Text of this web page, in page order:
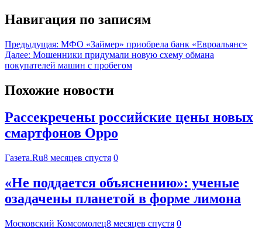
Навигация по записям
Предыдущая: МФО «Займер» приобрела банк «Евроальянс»
Далее: Мошенники придумали новую схему обмана
покупателей машин с пробегом
Похожие новости
Рассекречены российские цены новых
смартфонов Oppo
Газета.Ru8 месяцев спустя 0
«Не поддается объяснению»: ученые
озадачены планетой в форме лимона
Московский Комсомолец8 месяцев спустя 0